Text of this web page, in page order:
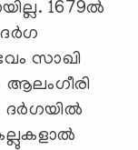
1679ൽ
സാഖി
ദർഗയിൽ